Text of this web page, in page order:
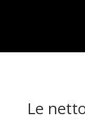
Le